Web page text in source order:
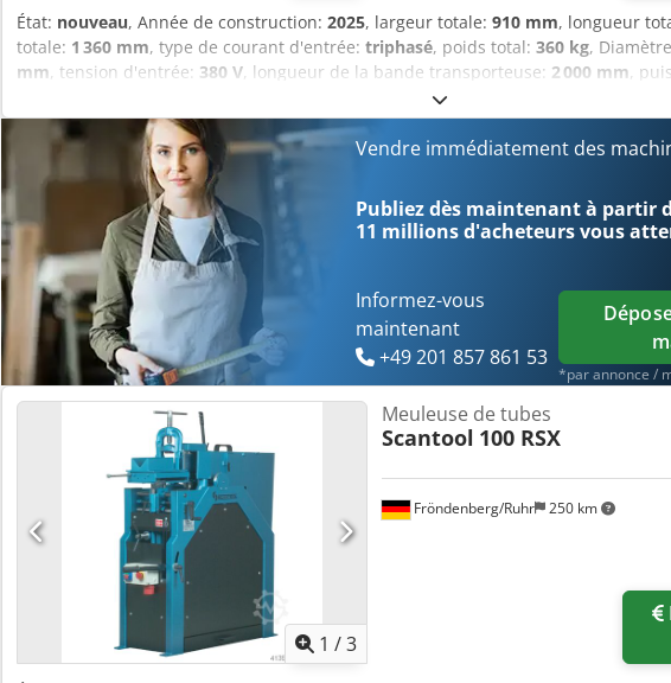
État: nouveau, Année de construction: 2025, largeur totale: 910 mm, longueur
totale: 1 360 mm, type de courant d'entrée: triphasé, poids total: 360 kg,
mm, tension d'entrée: 380 V, longueur de la bande transporteuse: 2 000 mm,
, vitesse de rotation (min.):
nouvelle ponceuse de tubes TUGRA TT 140, année de fabrication 2025. Capacité
140 mm Cedjzbzvzjpfx Agkoha Dimensions de la bande : 150 × 2000 mm
2,4-3/380 kW/V Vitesse de rotation (double) : 1400, 2800 tr/min Longueur : 1600
Hauteur : 1360 mm Poids : 360 kg Si vous avez des questions ou souhaitez plus
pas à nous écrire ou à nous appeler.
Vendre immédiatement des
Publiez dès maintenant à partir
11 millions d'acheteursvous
Informez-vous
maintenant
+49 201 857 861 53
*par annonce /
1 /3
Fröndenberg/Ruhr 250 km
Meuleuse de tubes
Scantool 100 RSX
Information sur le